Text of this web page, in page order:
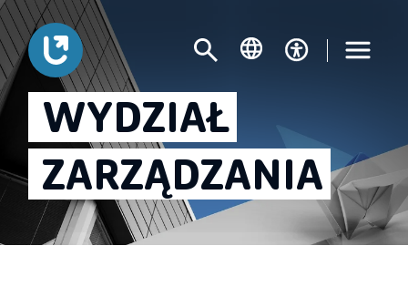
WYDZIAŁ
ZARZĄDZANIA